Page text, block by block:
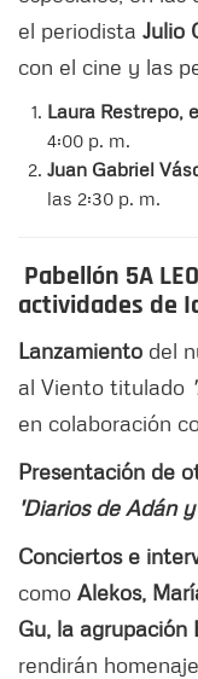
el periodista Julio
con el cine y las
Laura Restrepo,
4:00 p. m.
Juan Gabriel
las 2:30 p. m.
Pabellón 5A
actividades de
Lanzamiento del
al Viento titulado '
en colaboración
Presentación de
'Diarios de Adán
Conciertos e
como Alekos,
Gu, la agrupación
rendirán